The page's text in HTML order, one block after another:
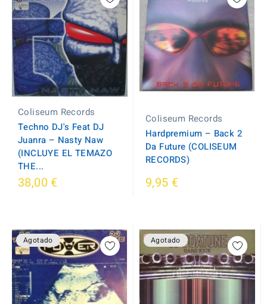
Coliseum Records
Techno DJ's Feat DJ
Juanra – Nasty Naw
(INCLUYE EL TEMAZO
THE...
38,00 €
Coliseum Records
Hardpremium – Back 2
Da Future (COLISEUM
RECORDS)
9,95 €
Agotado Agotado